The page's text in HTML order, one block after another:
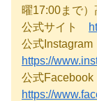
曜17:00まで
公式サイト
公式
https://
公式
https://